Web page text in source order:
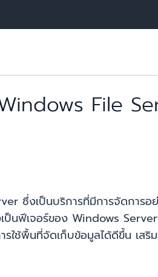
File
ซึ่งเป็นบริการที่มีการจัดกา
นฟีเจอร์ของ Windows
พื้นที่จัดเก็บข้อมูลได้ดีขึ้น เสริ